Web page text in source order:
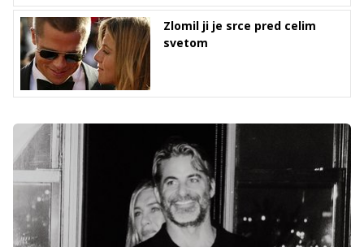
Zlomil ji je srce pred celim
svetom